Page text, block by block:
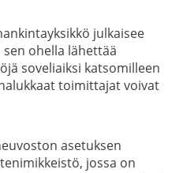
julkaisee
ohella lähettää
soveliaiksi katsomilleen
toimittajat voivat
asetuksen
jossa on